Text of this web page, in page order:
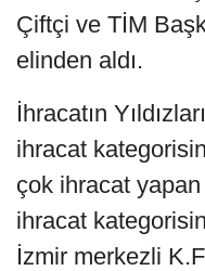
Çiftçi ve TİM
elinden aldı.
İhracatın
ihracat
çok ihracat
ihracat
İzmir merkezli